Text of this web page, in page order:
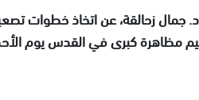
د. جمال زحالقة، عن اتخاذ
مظاهرة كبرى في القدس يوم